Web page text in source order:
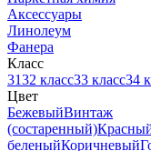
Аксессуары
Линолеум
Фанера
Класс
3132 класс33 класс34
Цвет
БежевыйВинтаж
(состаренный)
беленыйКоричневый